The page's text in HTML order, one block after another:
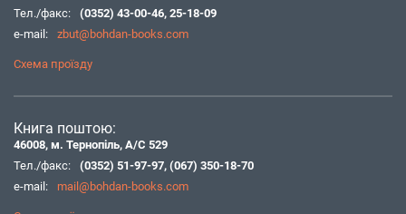
Тел./факс:
(0352) 43-00-46, 25-18-09
e-mail:
zbut@bohdan-books.com
Схема проїзду
Книга поштою:
46008, м. Тернопіль, А/С 529
Тел./факс:
(0352) 51-97-97, (067) 350-18-70
e-mail:
mail@bohdan-books.com